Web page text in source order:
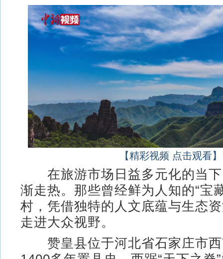
【精彩视频 点击观看】
在旅游市场日益多元化的当下
渐走热。那些曾经鲜为人知的“宝
村，凭借独特的人文底蕴与生态
走进大众视野。
赞皇县位于河北省石家庄市西